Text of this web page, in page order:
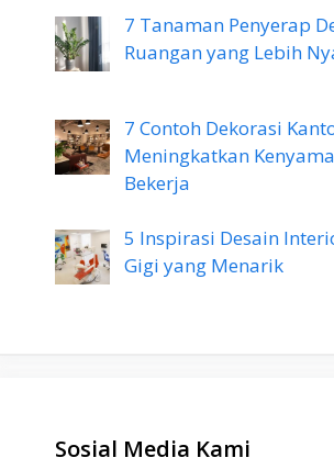
7 Tanaman Penyerap
Ruangan yang Lebih
7 Contoh Dekorasi
Meningkatkan
Bekerja
5 Inspirasi Desain
Gigi yang Menarik
Sosial Media Kami